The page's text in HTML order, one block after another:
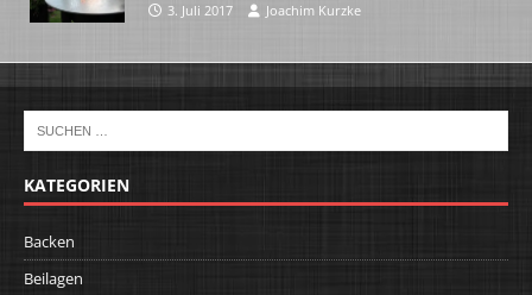
3. Juli 2017 Joachim Kurzke
KATEGORIEN
Backen
Beilagen